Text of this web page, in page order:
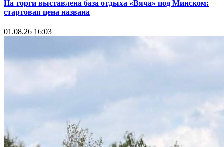
На торги выставлена база отдыха «Вяча» под Минском:
стартовая цена названа
01.08.26 16:03